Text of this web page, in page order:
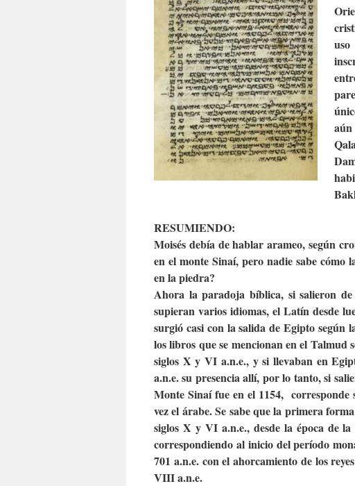
aún
RESUMIENDO:
Moisés debía de hablar arameo, según
en el monte Sinaí, pero nadie sabe cómo
en la piedra?
Ahora la paradoja bíblica, si salieron
supieran varios idiomas, el Latín desde
surgió casi con la salida de Egipto según
los libros que se mencionan en el Talmud
siglos X y VI a.n.e., y si llevaban en
a.n.e. su presencia allí, por lo tanto, si
Monte Sinaí fue en el 1154,
vez el árabe. Se sabe que la primera
siglos X y VI a.n.e., desde la época de
correspondiendo al inicio del período
701 a.n.e. con el ahorcamiento de los
VIII a.n.e.